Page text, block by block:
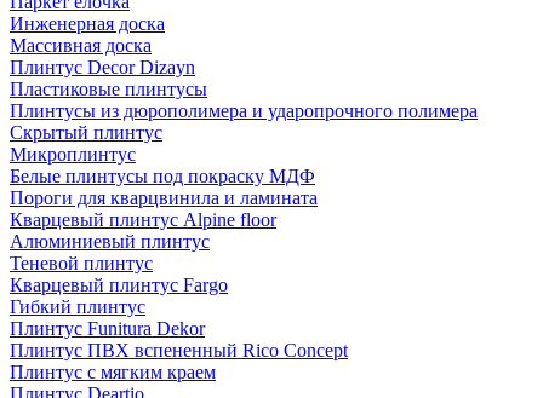
Инженерная доска
Массивная доска
Плинтус Decor Dizayn
Пластиковые плинтусы
Плинтусы из дюрополимера и ударопрочного полимера
Скрытый плинтус
Микроплинтус
Белые плинтусы под покраску МДФ
Пороги для кварцвинила и ламината
Кварцевый плинтус Alpine floor
Алюминиевый плинтус
Теневой плинтус
Кварцевый плинтус Fargo
Гибкий плинтус
Плинтус Funitura Dekor
Плинтус ПВХ вспененный Rico Concept
Плинтус с мягким краем
Плинтус Deartio